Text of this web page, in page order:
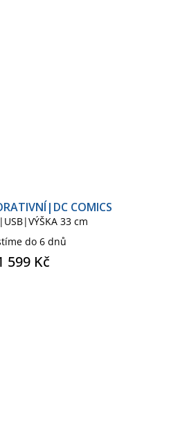
COMICS
33 cm
do 6 dnů
599 Kč